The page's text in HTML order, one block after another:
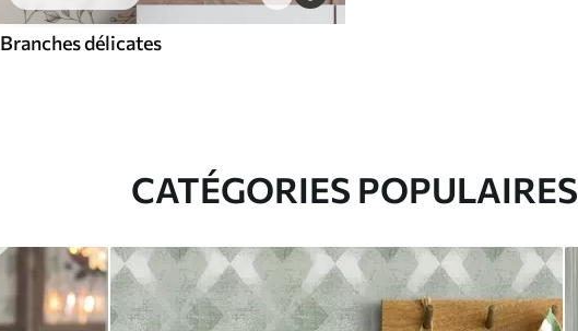
Branches délicates
CATÉGORIES POPULAIRES